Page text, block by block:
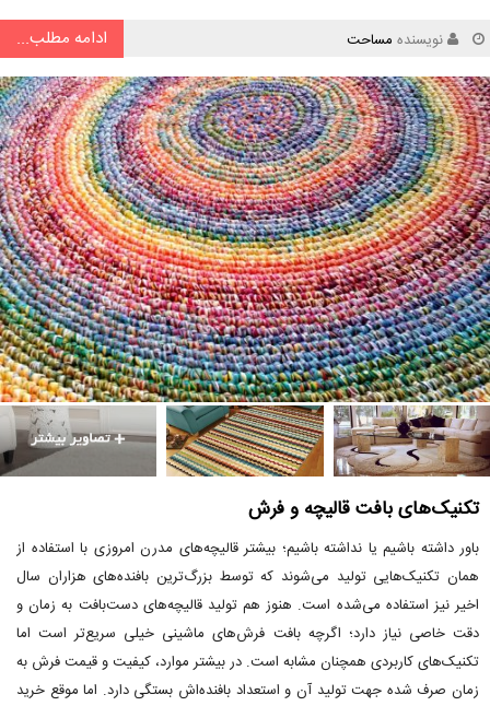
نویسنده مساحت ادامه مطلب...
تکنیک‌های بافت قالیچه و فرش
باور داشته باشیم یا نداشته باشیم؛ بیشتر قالیچه‌های مدرن امروزی با استفاده از
همان تکنیک‌هایی تولید می‌شوند که توسط بزرگ‌ترین بافنده‌های هزاران سال
اخیر نیز استفاده می‌شده است. هنوز هم تولید قالیچه‌های دست‌بافت به زمان و
دقت خاصی نیاز دارد؛ اگرچه بافت فرش‌های ماشینی خیلی سریع‌تر است اما
تکنیک‌های کاربردی همچنان مشابه است. در بیشتر موارد، کیفیت و قیمت فرش به
زمان صرف شده جهت تولید آن و استعداد بافنده‌اش بستگی دارد. اما موقع خرید